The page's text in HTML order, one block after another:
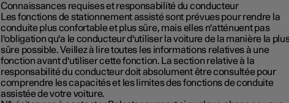
Connaissances requises et responsabilité du conducteur
Les fonctions de stationnement assisté sont prévues pour rendre la
conduite plus confortable et plus sûre, mais elles n'atténuent pas
l'obligation qu'a le conducteur d'utiliser la voiture de la manière la
sûre possible. Veillez à lire toutes les informations relatives à une
fonction avant d'utiliser cette fonction. La section relative à la
responsabilité du conducteur doit absolument être consultée pour
comprendre les capacités et les limites des fonctions de conduite
assistée de votre voiture.